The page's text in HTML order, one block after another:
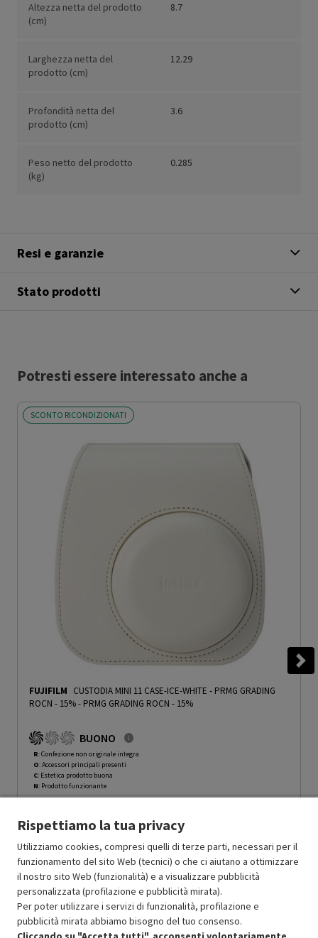
Altezza netta del prodotto
(cm)
8.7
Larghezza netta del
prodotto (cm)
12.29
Profondità netta del
prodotto (cm)
3.6
Peso netto del prodotto
(kg)
0.285
Resi e garanzie
Stato prodotti
Potresti essere interessato anche a
SCONTO RICONDIZIONATI
FUJIFILM CUSTODIA MINI 11 CASE-ICE-WHITE - PRMG GRADING
ROCN - 15%- PRMG GRADING ROCN - 15%
BUONO
R: Confezione non originale integra
O: Accessori principali presenti
C: Estetica prodotto buona
N: Prodotto funzionante
Ricondizionato Prezzo ridotto da
9.06a -50%
In Promozione 4.53
Aggiungi al carrello
Rispettiamo la tua privacy
Utilizziamo cookies, compresi quelli di terze parti, necessari per il
funzionamento del sito Web (tecnici) o che ci aiutano a ottimizzare
il nostro sito Web (funzionalità) e a visualizzare pubblicità
personalizzata (profilazione e pubblicità mirata).
Per poter utilizzare i servizi di funzionalità, profilazione e
pubblicità mirata abbiamo bisogno del tuo consenso.